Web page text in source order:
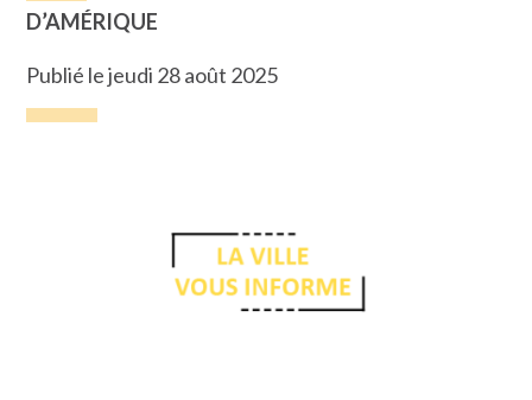
D’AMÉRIQUE
Publié le jeudi 28 août 2025